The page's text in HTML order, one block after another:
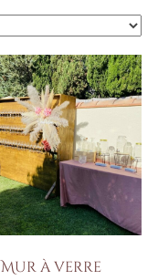
Mur à verre